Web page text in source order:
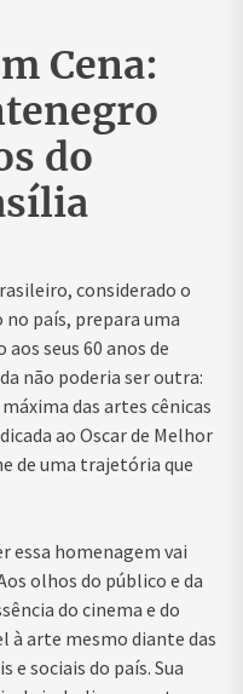
Cena:
do
considerado o
país, prepara uma
seus 60 anos de
não poderia ser outra:
das artes cênicas
ao Oscar de Melhor
de uma trajetória que
essa homenagem vai
olhos do público e da
do cinema e do
arte mesmo diante das
sociais do país. Sua